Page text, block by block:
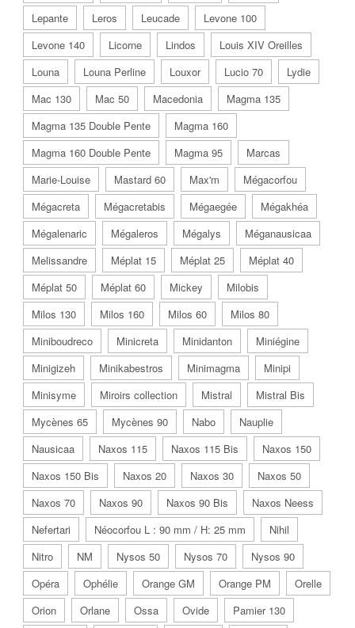
Lepante
Leros Leucade
Levone 100
Levone 140
Licorne Lindos
Louis XIV Oreilles
Louna
Louna Perline Louxor Lucio 70
Lydie
Mac 130
Mac 50 Macedonia
Magma 135
Magma 135 Double Pente
Magma 160
Magma 160 Double Pente
Magma 95
Marcas
Marie-Louise
Mastard 60 Max'm
Mégacorfou
Mégacreta
Mégacretabis Mégaegée
Mégakhéa
Mégalenaric
Mégaleros Mégalys
Méganausicaa
Melissandre
Méplat 15 Méplat 25
Méplat 40
Méplat 50
Méplat 60 Mickey
Milobis
Milos 130
Milos 160 Milos 60
Milos 80
Miniboudreco
Minicreta Minidanton
Miniégine
Minigizeh
Minikabestros Minimagma
Minipi
Minisyme
Miroirs collection Mistral
Mistral Bis
Mycènes 65
Mycènes 90 Nabo
Nauplie
Nausicaa
Naxos 115 Naxos 115 Bis
Naxos 150
Naxos 150 Bis
Naxos 20 Naxos 30
Naxos 50
Naxos 70
Naxos 90 Naxos 90 Bis
Naxos Neess
Nefertari
Néocorfou L : 90 mm / H: 25 mm
Nihil
Nitro
NM Nysos 50 Nysos 70
Nysos 90
Opéra
Ophélie Orange GM Orange PM
Orelle
Orion
Orlane Ossa Ovide
Pamier 130